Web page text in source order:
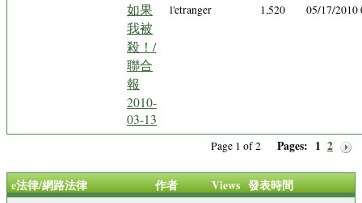
如果
我被
殺！/
聯合
報
2010-
03-13
l'etranger 1,520 05/17/
Page 1 of 2 Pages: 1 2
e法律/網路法律 作者 Views 發表時間